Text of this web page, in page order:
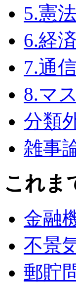
5.憲
6.経済
7.通
8.マ
分類
雑事
これま
金融
不景
郵貯